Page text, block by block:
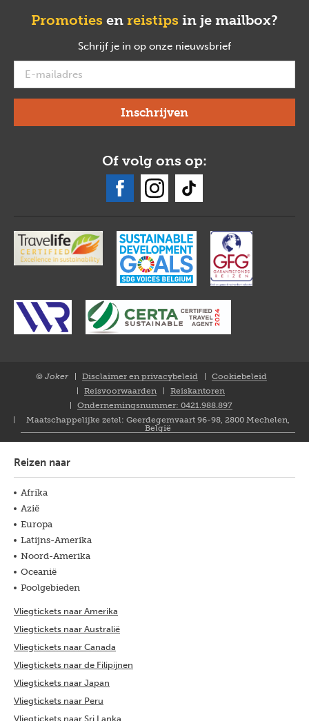
Promoties en reistips in je mailbox?
Schrijf je in op onze nieuwsbrief
Of volg ons op:
© Joker
Disclaimer en privacybeleid
Cookiebeleid
Reisvoorwaarden
Reiskantoren
Ondernemingsnummer: 0421.988.897
Maatschappelijke zetel: Geerdegemvaart 96-98, 2800 Mechelen,
België
Reizen naar
Afrika
Azië
Europa
Latijns-Amerika
Noord-Amerika
Oceanië
Poolgebieden
Vliegtickets naar Amerika
Vliegtickets naar Australië
Vliegtickets naar Canada
Vliegtickets naar de Filipijnen
Vliegtickets naar Japan
Vliegtickets naar Peru
Vliegtickets naar Sri Lanka